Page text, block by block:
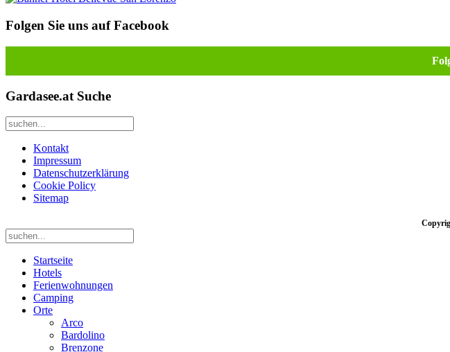
Folgen Sie uns auf Facebook
Gardasee.at Suche
Kontakt
Impressum
Datenschutzerklärung
Cookie Policy
Sitemap
Startseite
Hotels
Ferienwohnungen
Camping
Orte
Arco
Bardolino
Brenzone